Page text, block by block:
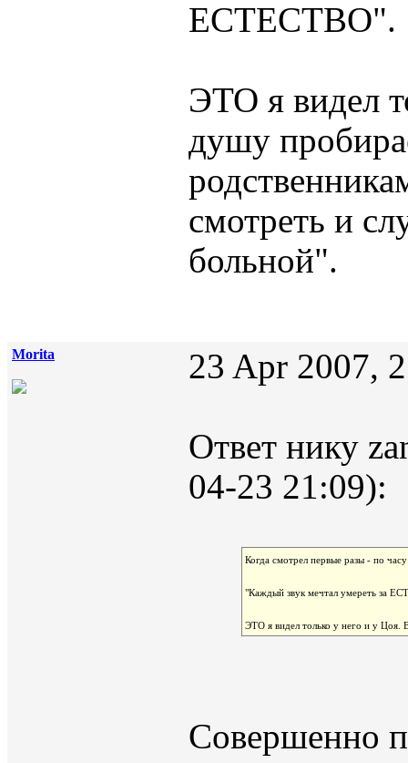
ЕСТЕСТВО".
ЭТО я видел
душу
смотреть и
больной".
Morita 23 Apr 2007,
Ответ нику
04-23 21:09):
Когда смотрел первые разы - по
"Каждый звук мечтал умереть за
ЭТО я видел только у него и у Цоя.
Совершенно